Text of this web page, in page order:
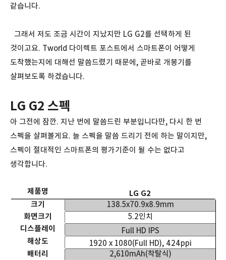
같습니다.
그래서 저도 조금 시간이 지났지만 LG G2를 선택하게 된
것이고요. Tworld 다이렉트 포스트에서 스마트폰이 어떻게
도착했는지에 대해선 말씀드렸기 때문에, 곧바로 개봉기를
살펴보도록 하겠습니다.
LG G2 스펙
아 그전에 잠깐. 지난 번에 말씀드린 부분입니다만, 다시 한 번
스펙을 살펴볼게요. 늘 스펙을 말씀 드리기 전에 하는 말이지만,
스펙이 절대적인 스마트폰의 평가기준이 될 수는 없다고
생각합니다.
제품명
LG G2
크기
138.5x70.9x8.9mm
화면크기
5.2인치
디스플레이
Full HD IPS
해상도
1920 x 1080(Full HD), 424ppi
배터리
2,610mAh(착탈식)